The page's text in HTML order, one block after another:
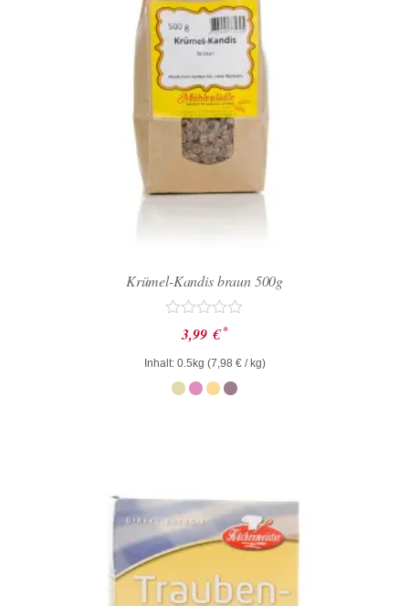
Krümel-Kandis braun 500g
Bewertet
mit
0
von
5
3,99 € *
Inhalt: 0.5kg (7,98 €/ kg)